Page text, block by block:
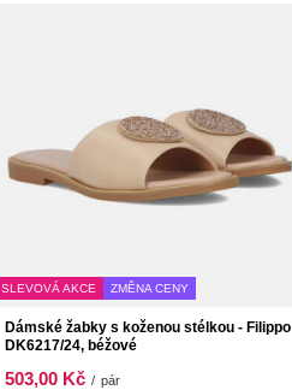
SLEVOVÁ AKCE ZMĚNA CENY
Dámské žabky s koženou stélkou - Filippo
DK6217/24, béžové
503,00 Kč / pár